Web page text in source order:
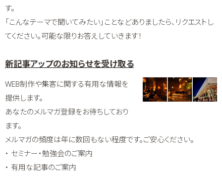
す。
「こんなテーマで聞いてみたい」ことなどありましたら、リクエストし
てください。可能な限りお答えしていきます！
新記事アップのお知らせを受け取る
WEB制作や集客に関する有用な情報を
提供します。
あなたのメルマガ登録をお待ちしており
ます。
メルマガの頻度は年に数回もない程度です。ご安心ください。
・ セミナー・勉強会のご案内
・ 有用な記事のご案内